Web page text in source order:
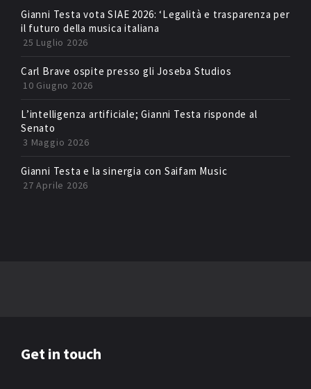
Gianni Testa vota SIAE 2026: ‘Legalità e trasparenza per
il futuro della musica italiana
25 Luglio 2026
Carl Brave ospite presso gli Joseba Studios
10 Giugno 2026
L’intelligenza artificiale; Gianni Testa risponde al
Senato
3 Maggio 2026
Gianni Testa e la sinergia con Saifam Music
27 Aprile 2026
Get in touch